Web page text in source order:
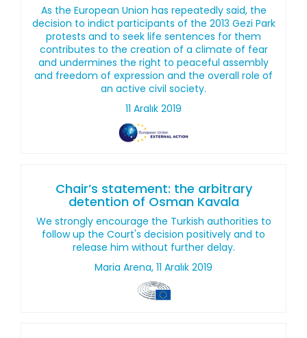
As the European Union has repeatedly said, the
decision to indict participants of the 2013 Gezi Park
protests and to seek life sentences for them
contributes to the creation of a climate of fear
and undermines the right to peaceful assembly
and freedom of expression and the overall role of
an active civil society.
11 Aralık 2019
Chair’s statement: the arbitrary
detention of Osman Kavala
We strongly encourage the Turkish authorities to
follow up the Court's decision positively and to
release him without further delay.
Maria Arena, 11 Aralık 2019